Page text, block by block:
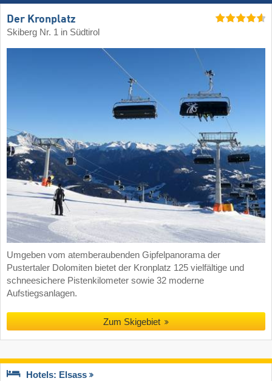
Der Kronplatz
Skiberg Nr. 1 in Südtirol
Umgeben vom atemberaubenden Gipfelpanorama der
Pustertaler Dolomiten bietet der Kronplatz 125 vielfältige und
schneesichere Pistenkilometer sowie 32 moderne
Aufstiegsanlagen.
Zum Skigebiet
Hotels: Elsass